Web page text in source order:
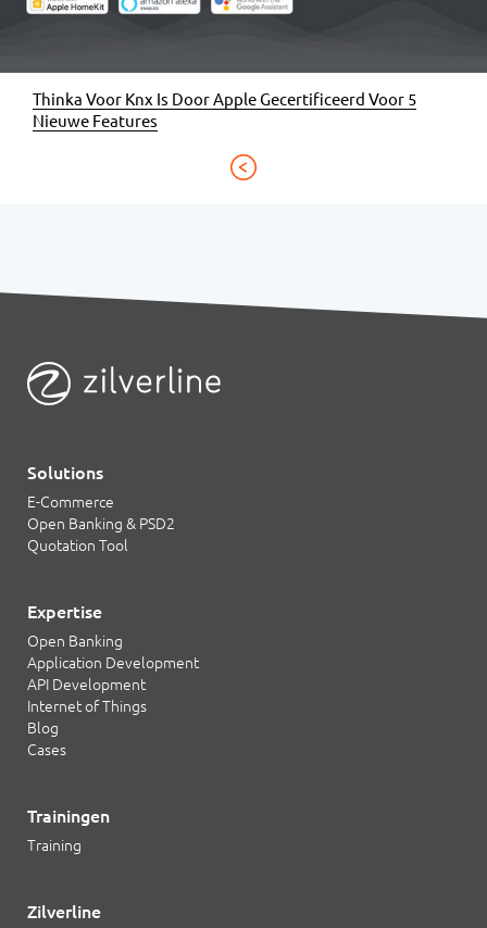
Thinka Voor Knx Is Door Apple Gecertificeerd Voor 5
Nieuwe Features
Solutions
E-Commerce
Open Banking & PSD2
Quotation Tool
Expertise
Open Banking
Application Development
API Development
Internet of Things
Blog
Cases
Trainingen
Training
Zilverline